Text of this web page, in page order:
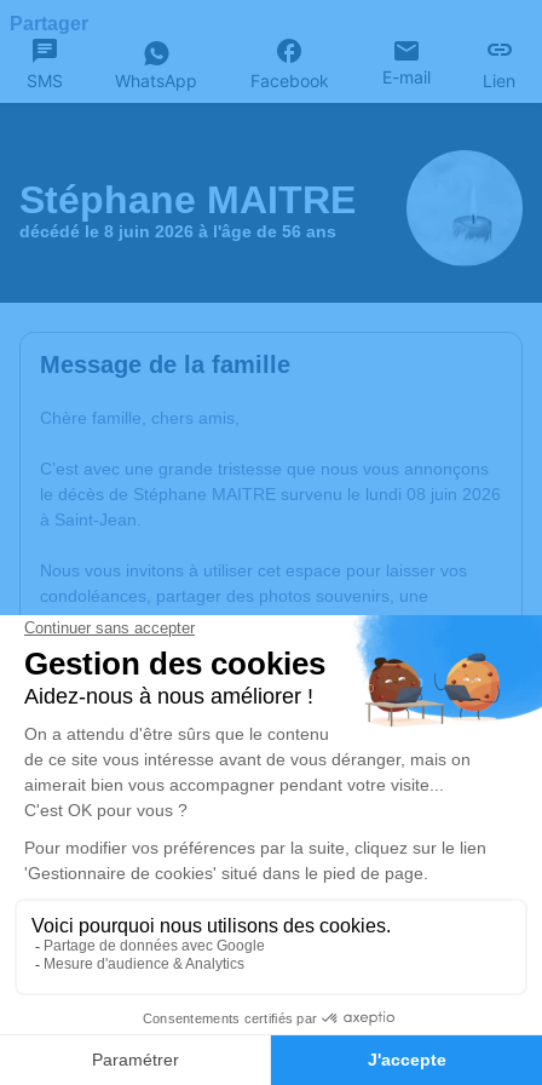
Faire-part Hommages
Partager
SMS WhatsApp Facebook E-mail Lien
Stéphane MAITRE
décédé le 8 juin 2026 à l'âge de 56 ans
Message de la famille
Chère famille, chers amis,
C’est avec une grande tristesse que nous vous annonçons
le décès de Stéphane MAITRE survenu le lundi 08 juin 2026
à Saint-Jean.
Nous vous invitons à utiliser cet espace pour laisser vos
condoléances, partager des photos souvenirs, une
anecdote ou exprimer vos pensées à travers des poèmes
ou des textes. Cet endroit est un lieu d'expression dédié à
honorer la mémoire de Stéphane MAITRE.
Un service de plantation d’arbre hommage estdisponible
mardi 16 juin 2026 à 15h00
Eglise Saint-Lubin de Villebarou
Rue des Mézières